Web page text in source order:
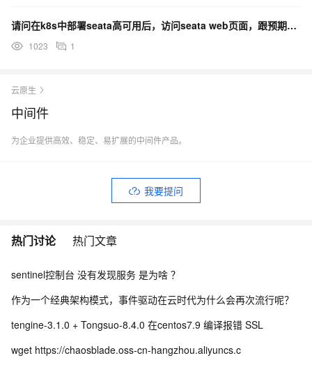
请问在k8s中部署seata高可用后，访问seata web页面，跟预期的不一样是什么原因呢？
1023 1
云原生
中间件
为企业提供高效、稳定、易扩展的中间件产品。
我要提问
热门讨论 热门文章
sentinel控制台 没有发现服务 是为啥 ？
作为一个经典架构模式，事件驱动在云时代为什么会再次流行呢？
tengine-3.1.0 + Tongsuo-8.4.0 在centos7.9 编译报错 SSL
wget https://chaosblade.oss-cn-hangzhou.aliyuncs.c